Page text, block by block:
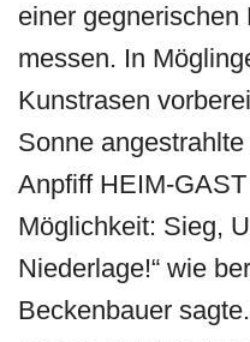
einer gegnerischen
messen. In
Kunstrasen
Sonne
Anpfiff HEIM-
Möglichkeit: Sieg,
Niederlage!“ wie
Beckenbauer